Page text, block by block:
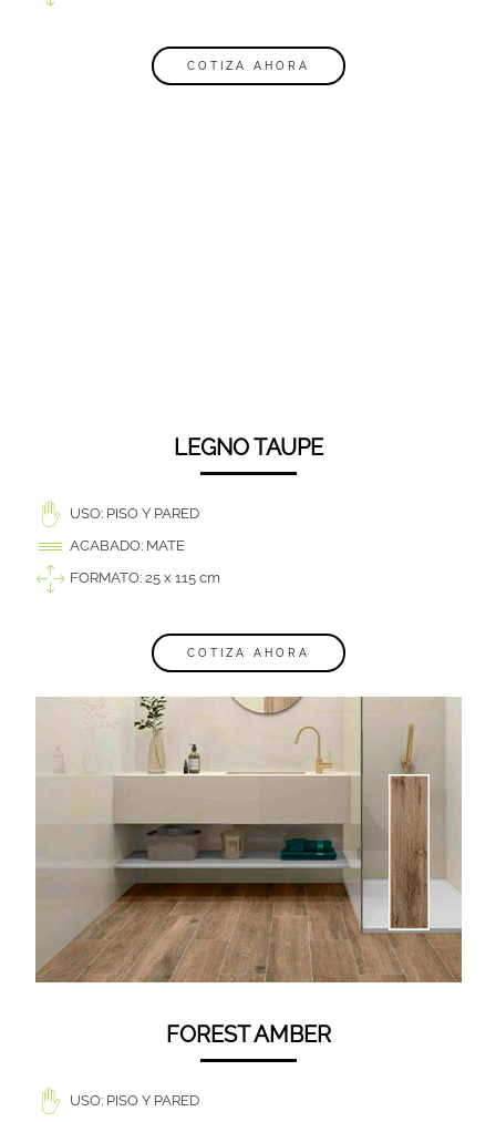
COTIZA AHORA
LEGNO TAUPE
USO: PISO Y PARED
ACABADO: MATE
FORMATO: 25 x 115 cm
COTIZA AHORA
FOREST AMBER
USO: PISO Y PARED